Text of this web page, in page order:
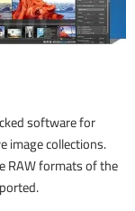
software for
image collections.
RAW formats of the